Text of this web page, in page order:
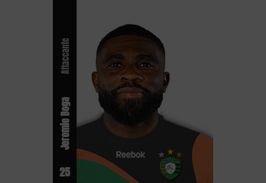
25
Jeremie Boga
Attaccante